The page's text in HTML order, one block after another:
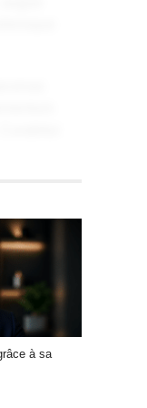
magna at,
à sa